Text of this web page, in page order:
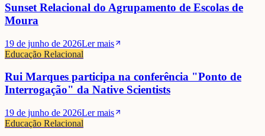
Sunset Relacional do Agrupamento de Escolas de
Moura
19 de junho de 2026Ler mais
Educação Relacional
Rui Marques participa na conferência "Ponto de
Interrogação" da Native Scientists
19 de junho de 2026Ler mais
Educação Relacional